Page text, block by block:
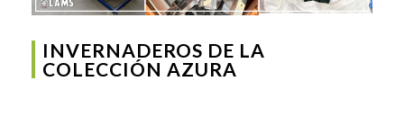
INVERNADEROS DE LA
COLECCIÓN AZURA